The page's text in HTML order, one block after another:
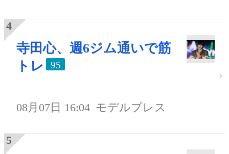
寺田心、週6ジム通いで筋
トレ
95
08月07日 16:04 モデルプレス